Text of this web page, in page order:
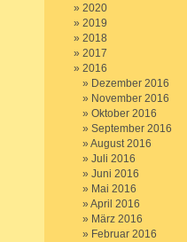
2020
2019
2018
2017
2016
Dezember 2016
November 2016
Oktober 2016
September 2016
August 2016
Juli 2016
Juni 2016
Mai 2016
April 2016
März 2016
Februar 2016